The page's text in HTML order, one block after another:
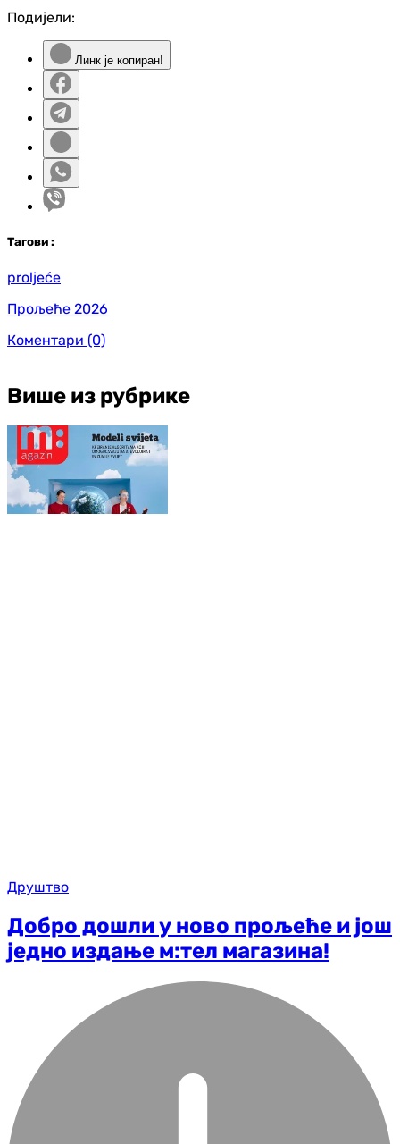
Подијели:
Линк је копиран!
Тагови :
proljeće
Прољеће 2026
Коментари (0)
Више из рубрике
Друштво
Добро дошли у ново прољеће и још
једно издање м:тел магазина!